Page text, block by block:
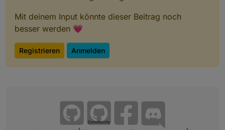
Mit deinem Input könnte dieser Beitrag noch
besser werden 💗
Registrieren Anmelden
Community